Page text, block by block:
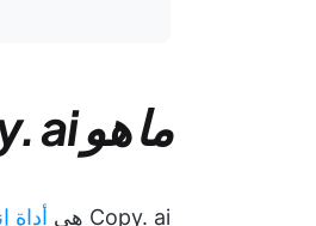
ما هو Copy. ai؟
Copy. ai هي أداة